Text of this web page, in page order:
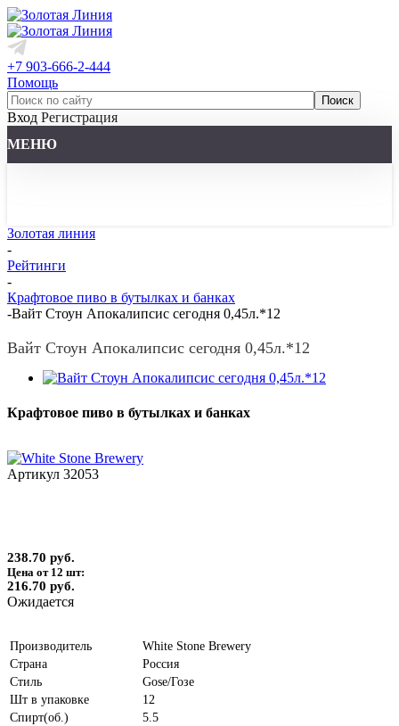
+7 903-666-2-444
Помощь
Вход Регистрация
МЕНЮ
Золотая линия
-
Рейтинги
-
Крафтовое пиво в бутылках и банках
-Вайт Стоун Апокалипсис сегодня 0,45л.*12
Вайт Стоун Апокалипсис сегодня 0,45л.*12
Крафтовое пиво в бутылках и банках
Артикул 32053
238.70 руб.
Цена от 12 шт:
216.70 руб.
Ожидается
Производитель
White Stone Brewery
Страна
Россия
Стиль
Gose/Гозе
Шт в упаковке
12
Спирт(об.)
5.5